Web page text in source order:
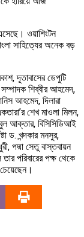
ওয়াশিংটন
সাহিত্যের অনেক বড়
দূতাবাসের ডেপুটি
শিব্বীর আহমেদ,
আহমেদ, দিলারা
শেখ মাওলা মিলন,
আক্তার, বিসিসিডিআই
ড. খন্দকার মনসুর,
পদ্মা সেতু বাস্তবায়ন
পরিবারের পক্ষ থেকে